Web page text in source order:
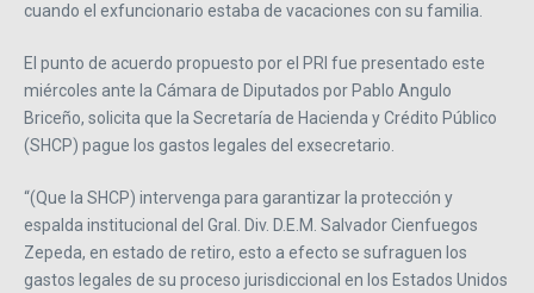
cuando el exfuncionario estaba de vacaciones con su familia.
El punto de acuerdo propuesto por el PRI fue presentado este
miércoles ante la Cámara de Diputados por Pablo Angulo
Briceño, solicita que la Secretaría de Hacienda y Crédito Público
(SHCP) pague los gastos legales del exsecretario.
“(Que la SHCP) intervenga para garantizar la protección y
espalda institucional del Gral. Div. D.E.M. Salvador Cienfuegos
Zepeda, en estado de retiro, esto a efecto se sufraguen los
gastos legales de su proceso jurisdiccional en los Estados Unidos